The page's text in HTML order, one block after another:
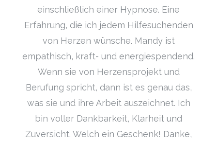
einschließlich einer Hypnose. Eine
Erfahrung, die ich jedem Hilfesuchenden
von Herzen wünsche. Mandy ist
empathisch, kraft- und energiespendend.
Wenn sie von Herzensprojekt und
Berufung spricht, dann ist es genau das,
was sie und ihre Arbeit auszeichnet. Ich
bin voller Dankbarkeit, Klarheit und
Zuversicht. Welch ein Geschenk! Danke,